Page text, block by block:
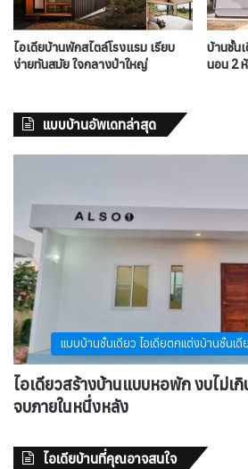
ไอเดียบ้านพักสไตล์โรงแรม เรียบ
ง่ายทันสมัย ใจกลางป่าใหญ่
บ้านชั้น
นอน 2
แบบบ้านอัพเดทล่าสุด
แบบบ้านชั้นเดียว ไอเดียตกแต่งบ้านชั้นเ
ไอเดียวสร้างบ้านแบบหอพัก งบไม่เ
จบภายในหนึ่งหลัง
ไอเดียบ้านที่คุณอาจสนใจ